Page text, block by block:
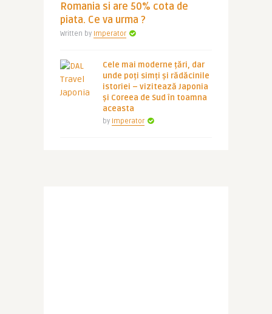
Romania si are 50% cota de
piata. Ce va urma ?
Written by Imperator
Cele mai moderne țări, dar
unde poți simți și rădăcinile
istoriei – vizitează Japonia
și Coreea de Sud în toamna
aceasta
by Imperator